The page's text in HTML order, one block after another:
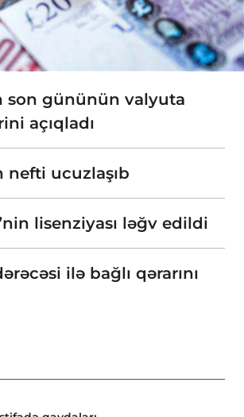
son gününün valyuta
açıqladı
nefti ucuzlaşıb
lisenziyası ləğv edildi
ilə bağlı qərarını